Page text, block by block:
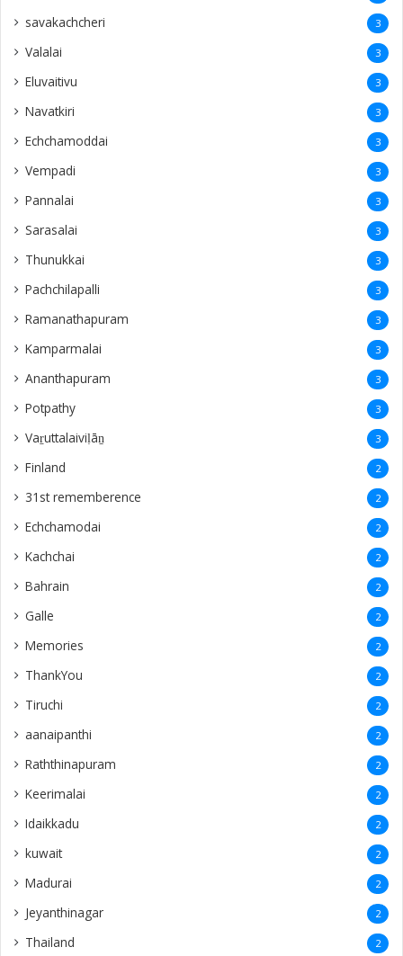
savakachcheri
3
Valalai 3
Eluvaitivu 3
Navatkiri 3
Echchamoddai 3
Vempadi 3
Pannalai 3
Sarasalai 3
Thunukkai 3
Pachchilapalli 3
Ramanathapuram 3
Kamparmalai 3
Ananthapuram 3
‎Potpathy 3
Vaṟuttalaiviḷāṉ 3
Finland 2
31st rememberence 2
Echchamodai 2
Kachchai 2
Bahrain 2
Galle 2
Memories 2
ThankYou 2
Tiruchi 2
aanaipanthi 2
Raththinapuram 2
Keerimalai 2
Idaikkadu 2
kuwait 2
Madurai 2
Jeyanthinagar 2
Thailand 2